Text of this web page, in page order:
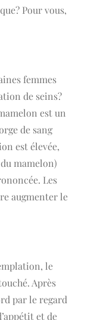
Pour vous,
femmes
de seins?
est un
de sang
est élevée,
mamelon)
Les
augmenter le
le
Après
par le regard
et de